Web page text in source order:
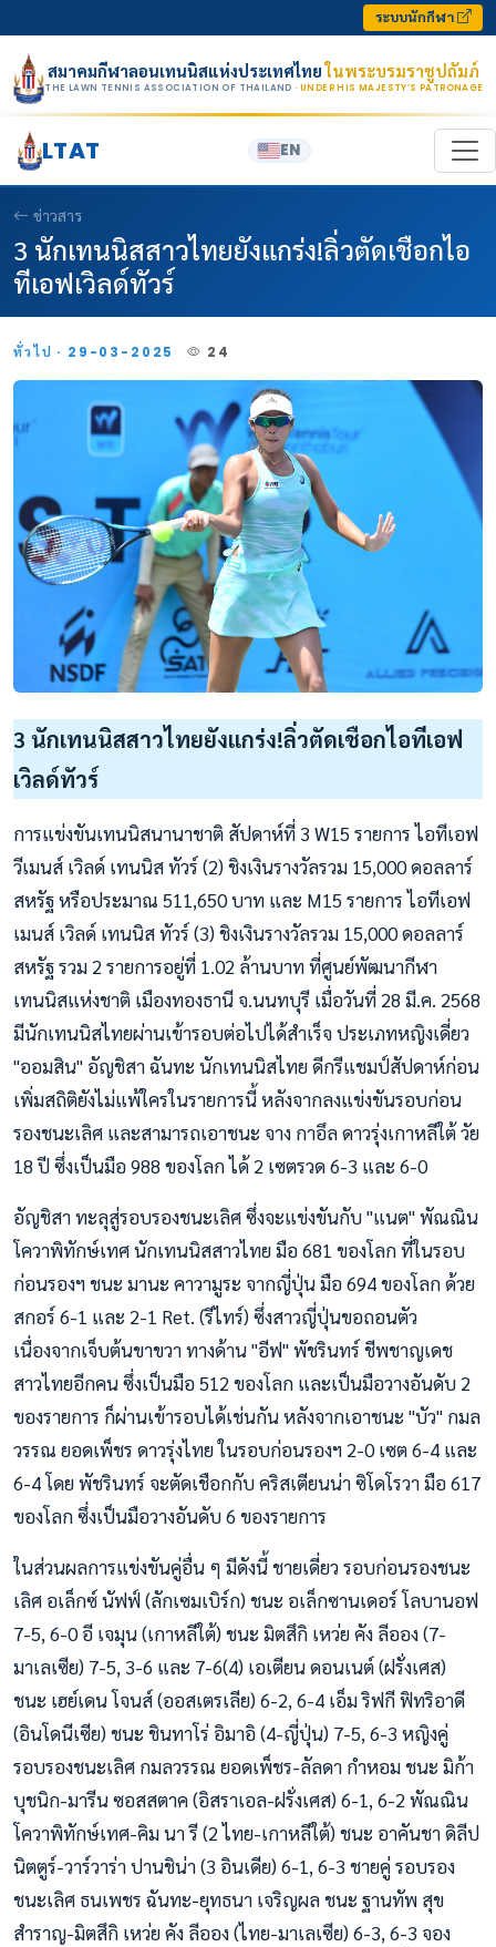
ระบบนักกีฬา
สมาคมกีฬาลอนเทนนิสแห่งประเทศไทยในพระบรมราชูปถัมภ์
THE LAWN TENNIS ASSOCIATION OF THAILAND · UNDER HIS MAJESTY’S PATRONAGE
LTAT EN
ข่าวสาร
3 นักเทนนิสสาวไทยยังแกร่ง!ลิ่วตัดเชือกไอ
ทีเอฟเวิลด์ทัวร์
ทั่วไป · 29-03-2025 24
3 นักเทนนิสสาวไทยยังแกร่ง!ลิ่วตัดเชือกไอทีเอฟ
เวิลด์ทัวร์
การแข่งขันเทนนิสนานาชาติ สัปดาห์ที่ 3 W15 รายการ ไอทีเอฟ
วีเมนส์ เวิลด์ เทนนิส ทัวร์ (2) ชิงเงินรางวัลรวม 15,000 ดอลลาร์
สหรัฐ หรือประมาณ 511,650 บาท และ M15 รายการ ไอทีเอฟ
เมนส์ เวิลด์ เทนนิส ทัวร์ (3) ชิงเงินรางวัลรวม 15,000 ดอลลาร์
สหรัฐ รวม 2 รายการอยู่ที่ 1.02 ล้านบาท ที่ศูนย์พัฒนากีฬา
เทนนิสแห่งชาติ เมืองทองธานี จ.นนทบุรี เมื่อวันที่ 28 มี.ค. 2568
มีนักเทนนิสไทยผ่านเข้ารอบต่อไปได้สำเร็จ ประเภทหญิงเดี่ยว
"ออมสิน" อัญชิสา ฉันทะ นักเทนนิสไทย ดีกรีแชมป์สัปดาห์ก่อน
เพิ่มสถิติยังไม่แพ้ใครในรายการนี้ หลังจากลงแข่งขันรอบก่อน
รองชนะเลิศ และสามารถเอาชนะ จาง กาอึล ดาวรุ่งเกาหลีใต้ วัย
18 ปี ซึ่งเป็นมือ 988 ของโลก ได้ 2 เซตรวด 6-3 และ 6-0
อัญชิสา ทะลุสู่รอบรองชนะเลิศ ซึ่งจะแข่งขันกับ "แนต" พัณณิน
โควาพิทักษ์เทศ นักเทนนิสสาวไทย มือ 681 ของโลก ที่ในรอบ
ก่อนรองฯ ชนะ มานะ คาวามูระ จากญี่ปุ่น มือ 694 ของโลก ด้วย
สกอร์ 6-1 และ 2-1 Ret. (รีไทร์) ซึ่งสาวญี่ปุ่นขอถอนตัว
เนื่องจากเจ็บต้นขาขวา ทางด้าน "อีฟ" พัชรินทร์ ชีพชาญเดช
สาวไทยอีกคน ซึ่งเป็นมือ 512 ของโลก และเป็นมือวางอันดับ 2
ของรายการ ก็ผ่านเข้ารอบได้เช่นกัน หลังจากเอาชนะ "บัว" กมล
วรรณ ยอดเพ็ชร ดาวรุ่งไทย ในรอบก่อนรองฯ 2-0 เซต 6-4 และ
6-4 โดย พัชรินทร์ จะตัดเชือกกับ คริสเตียนน่า ซิโดโรวา มือ 617
ของโลก ซึ่งเป็นมือวางอันดับ 6 ของรายการ
ในส่วนผลการแข่งขันคู่อื่น ๆ มีดังนี้ ชายเดี่ยว รอบก่อนรองชนะ
เลิศ อเล็กซ์ นัฟฟ์ (ลักเซมเบิร์ก) ชนะ อเล็กซานเดอร์ โลบานอฟ
7-5, 6-0 อี เจมุน (เกาหลีใต้) ชนะ มิตสึกิ เหว่ย คัง ลีออง (7-
มาเลเซีย) 7-5, 3-6 และ 7-6(4) เอเตียน ดอนเนต์ (ฝรั่งเศส)
ชนะ เฮย์เดน โจนส์ (ออสเตรเลีย) 6-2, 6-4 เอ็ม ริฟกี ฟิทริอาดี
(อินโดนีเซีย) ชนะ ชินทาโร่ อิมาอิ (4-ญี่ปุ่น) 7-5, 6-3 หญิงคู่
รอบรองชนะเลิศ กมลวรรณ ยอดเพ็ชร-ลัลดา กำหอม ชนะ มิก้า
บุชนิก-มารีน ซอสสตาค (อิสราเอล-ฝรั่งเศส) 6-1, 6-2 พัณณิน
โควาพิทักษ์เทศ-คิม นา รี (2 ไทย-เกาหลีใต้) ชนะ อาคันชา ดิลีป
นิตตูร์-วาร์วาร่า ปานชิน่า (3 อินเดีย) 6-1, 6-3 ชายคู่ รอบรอง
ชนะเลิศ ธนเพชร ฉันทะ-ยุทธนา เจริญผล ชนะ ฐานทัพ สุข
สำราญ-มิตสึกิ เหว่ย คัง ลีออง (ไทย-มาเลเซีย) 6-3, 6-3 จอง